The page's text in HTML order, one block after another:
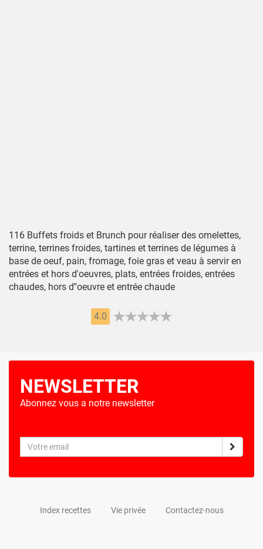
116 Buffets froids et Brunch pour réaliser des omelettes,
terrine, terrines froides, tartines et terrines de légumes à
base de oeuf, pain, fromage, foie gras et veau à servir en
entrées et hors d'oeuvres, plats, entrées froides, entrées
chaudes, hors d''oeuvre et entrée chaude
4.0
NEWSLETTER
Abonnez vous a notre newsletter
Index recettes Vie privée Contactez-nous